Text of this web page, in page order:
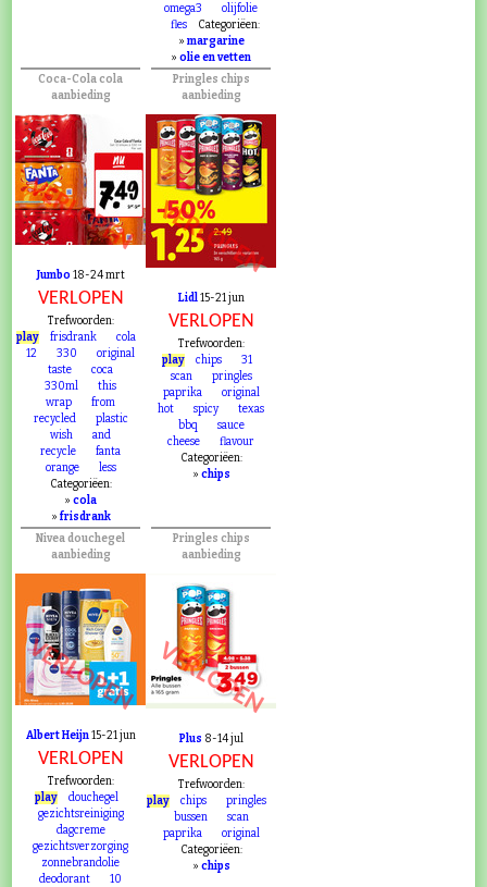
omega3
olijfolie
fles
Categoriëen:
» margarine
»olie en vetten
Coca-Cola cola
aanbieding
VERLOPEN
Jumbo 18-24 mrt
VERLOPEN
Trefwoorden:
play
frisdrank
cola
12
330
original
taste
coca
330ml
this
wrap
from
recycled
plastic
wish
and
recycle
fanta
orange
less
Categoriëen:
»cola
» frisdrank
Pringles chips
aanbieding
VERLOPEN
Lidl15-21 jun
VERLOPEN
Trefwoorden:
play
chips
31
scan
pringles
paprika
original
hot
spicy
texas
bbq
sauce
cheese
flavour
Categoriëen:
» chips
Nivea douchegel
aanbieding
VERLOPEN
Albert Heijn15-21 jun
VERLOPEN
Trefwoorden:
play
douchegel
gezichtsreiniging
dagcreme
gezichtsverzorging
zonnebrandolie
deodorant
10
Pringles chips
aanbieding
VERLOPEN
Plus 8-14 jul
VERLOPEN
Trefwoorden:
play
chips
pringles
bussen
scan
paprika
original
Categoriëen:
» chips